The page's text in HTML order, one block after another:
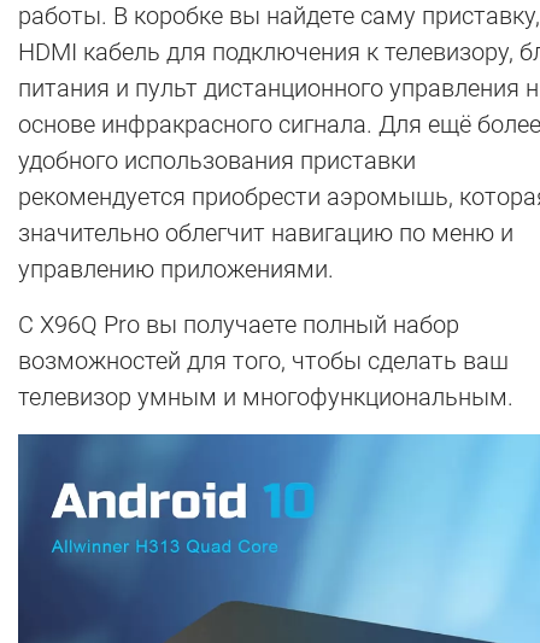
работы. В коробке вы найдете саму приставку,
HDMI кабель для подключения к телевизору,
питания и пульт дистанционного управления
основе инфракрасного сигнала. Для ещё более
удобного использования приставки
рекомендуется приобрести аэромышь,
значительно облегчит навигацию по меню и
управлению приложениями.
С X96Q Pro вы получаете полный набор
возможностей для того, чтобы сделать ваш
телевизор умным и многофункциональным.